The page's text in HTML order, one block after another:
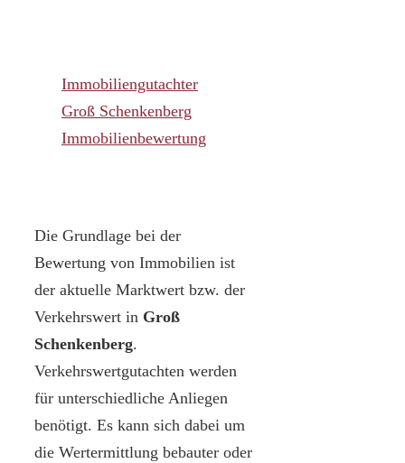
Immobiliengutachter
Groß Schenkenberg
Immobilienbewertung
Die Grundlage bei der
Bewertung von Immobilien ist
der aktuelle Marktwert bzw. der
Verkehrswert in Groß
Schenkenberg.
Verkehrswertgutachten werden
für unterschiedliche Anliegen
benötigt. Es kann sich dabei um
die Wertermittlung bebauter oder